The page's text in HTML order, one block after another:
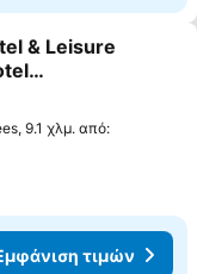
στα αγαπημένα
& Leisure
9.1 χλμ. από:
τιμών